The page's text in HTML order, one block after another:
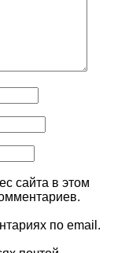
сайта в этом
по email.